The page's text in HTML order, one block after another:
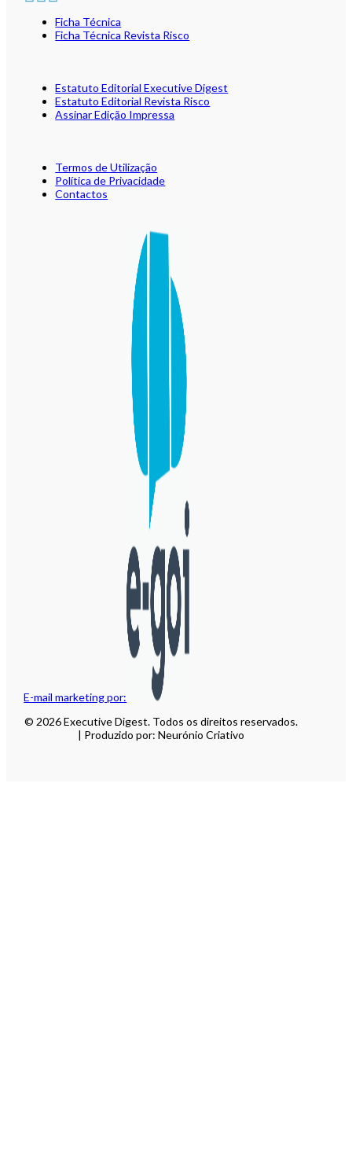
E-mail marketing por:
Ficha Técnica
Ficha Técnica Revista Risco
Estatuto Editorial Executive Digest
Estatuto Editorial Revista Risco
Assinar Edição Impressa
Termos de Utilização
Política de Privacidade
Contactos
© 2026 Executive Digest. Todos os direitos reservados.
| Produzido por: Neurónio Criativo